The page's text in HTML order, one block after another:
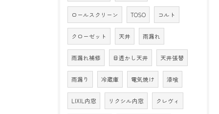
ロールスクリーン TOSO コルト
クローゼット 天井 雨漏れ
雨漏れ補修 目透かし天井 天井張替
雨漏り 冷蔵庫 電気焼け 漆喰
LIXIL内窓 リクシル内窓 クレヴィ